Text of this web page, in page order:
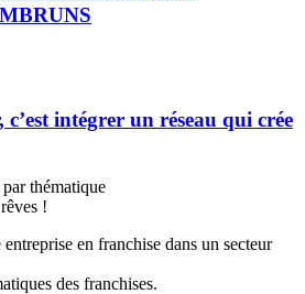
intégrer un réseau qui crée
thématique
!
en franchise dans un secteur
des franchises.